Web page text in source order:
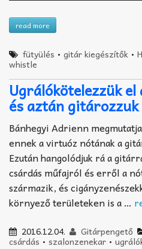
read more
fütyülés •gitár kiegészítők •
whistle
Ugrálókötelezzük
és aztán
Bánhegyi Adrienn
ennek a virtuóz nótának a
Ezután hangolódjuk rá a
csárdás műfajról és erről a
származik, és
környező területeken is a …
2016.12.04. Gitárpengető
csárdás • szalonzenekar •